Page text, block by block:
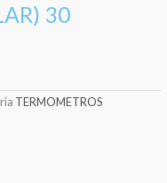
30
TERMOMETROS